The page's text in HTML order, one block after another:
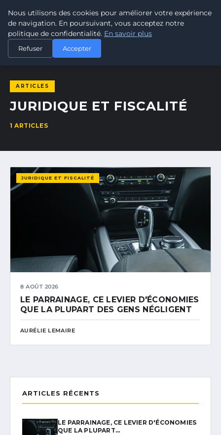
MAURIMEDIA
MÉDIA & INFORMATION
ACCUEIL JURIDIQUE ET FISCALITÉ
ARTICLES
JURIDIQUE ET FISCALITÉ
1 ARTICLES
JURIDIQUE ET FISCALITÉ
8 AOÛT 2026
LE PARRAINAGE, CE LEVIER D'ÉCONOMIES
QUE LA PLUPART DES GENS NÉGLIGENT
AURÉLIE LEMAIRE
ARTICLES RÉCENTS
LE PARRAINAGE, CE LEVIER D'ÉCONOMIES
QUE LA PLUPART…
Nous utilisons des cookies pour améliorer votre expérience
de navigation. En poursuivant, vous acceptez notre
politique de confidentialité. En savoir plus
Refuser Accepter